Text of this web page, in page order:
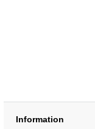
Information